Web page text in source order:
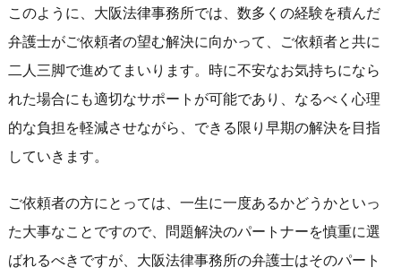
このように、大阪法律事務所では、数多くの経験を積んだ
弁護士がご依頼者の望む解決に向かって、ご依頼者と共に
二人三脚で進めてまいります。時に不安なお気持ちになら
れた場合にも適切なサポートが可能であり、なるべく心理
的な負担を軽減させながら、できる限り早期の解決を目指
していきます。
ご依頼者の方にとっては、一生に一度あるかどうかといっ
た大事なことですので、問題解決のパートナーを慎重に選
ばれるべきですが、大阪法律事務所の弁護士はそのパート